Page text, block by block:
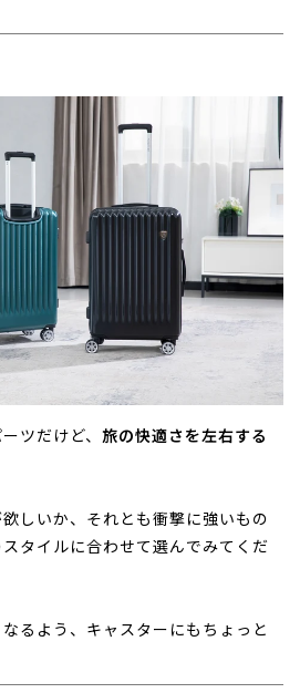
ツだけど、 旅の快適さを左右する
しいか、それとも衝撃に強いもの
タイルに合わせて選んでみてくだ
るよう、キャスターにもちょっと